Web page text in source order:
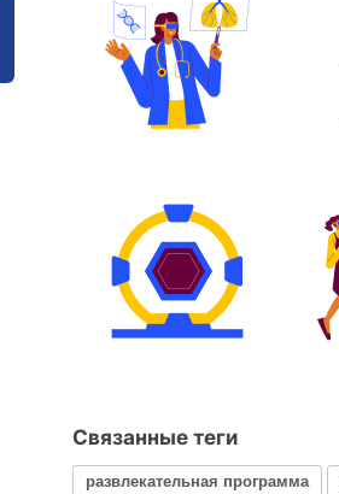
Связанные теги
развлекательная программа